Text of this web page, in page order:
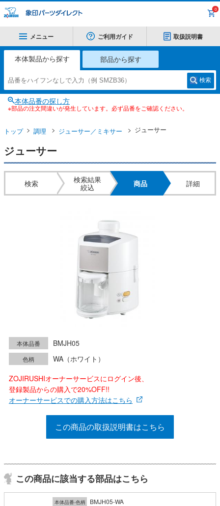
0
メニュー ご利用ガイド 取扱説明書
本体製品から探す 部品から探す
検索
本体品番の探し方
※部品の注文間違いが発生しています。必ず品番をご確認ください。
トップ 調理 ジューサー／ミキサー ジューサー
ジューサー
検索
検索結果
絞込
商品 詳細
本体品番 BMJH05
色柄
WA（ホワイト）
ZOJIRUSHIオーナーサービスにログイン後、
登録製品からの購入で20%OFF!!
オーナーサービスでの購入方法はこちら
この商品の取扱説明書はこちら
この商品に該当する部品はこちら
本体品番-色柄 BMJH05-WA